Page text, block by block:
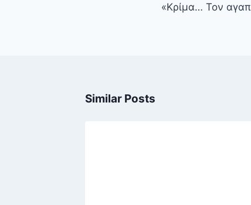
«Κρίμα… Τον
Similar Posts